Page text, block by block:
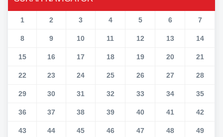
1 2 3 4 5 6 7
8 9 10 11 12 13 14
15 16 17 18 19 20 21
22 23 24 25 26 27 28
29 30 31 32 33 34 35
36 37 38 39 40 41 42
43 44 45 46 47 48 49